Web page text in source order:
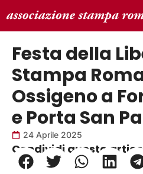
Festa della
Stampa
Ossigeno a
e Porta San
24 Aprile 2025
Condividi questo